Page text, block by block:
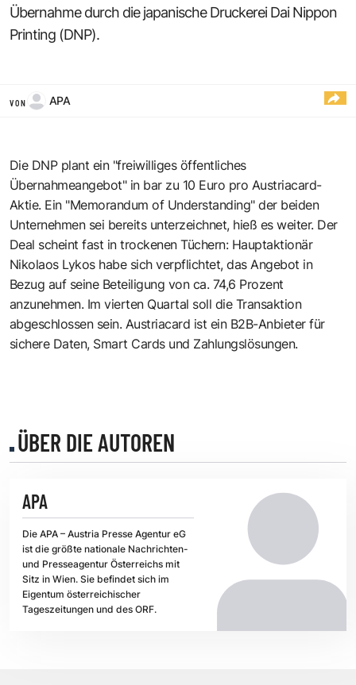
Übernahme durch die japanische Druckerei Dai Nippon
Printing (DNP).
VON APA
Die DNP plant ein "freiwilliges öffentliches
Übernahmeangebot" in bar zu 10 Euro pro Austriacard-
Aktie. Ein "Memorandum of Understanding" der beiden
Unternehmen sei bereits unterzeichnet, hieß es weiter. Der
Deal scheint fast in trockenen Tüchern: Hauptaktionär
Nikolaos Lykos habe sich verpflichtet, das Angebot in
Bezug auf seine Beteiligung von ca. 74,6 Prozent
anzunehmen. Im vierten Quartal soll die Transaktion
abgeschlossen sein. Austriacard ist ein B2B-Anbieter für
sichere Daten, Smart Cards und Zahlungslösungen.
ÜBER DIE AUTOREN
APA
Die APA – Austria Presse Agentur eG
ist die größte nationale Nachrichten-
und Presseagentur Österreichs mit
Sitz in Wien. Sie befindet sich im
Eigentum österreichischer
Tageszeitungen und des ORF.